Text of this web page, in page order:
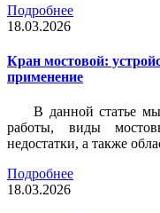
Подробнее
18.03.2026
Кран мостовой:
применение
В данной статье
работы, виды
недостатки, а также
Подробнее
18.03.2026